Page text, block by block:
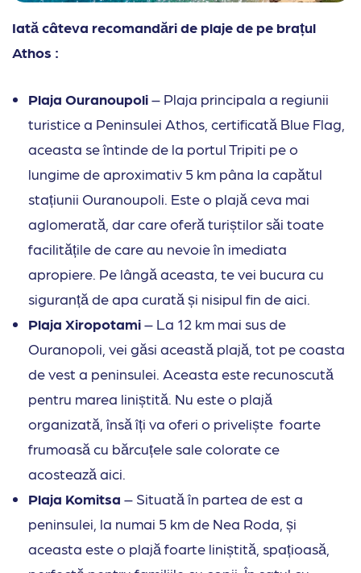
Iată câteva recomandări de plaje de pe brațul
Athos :
Plaja Ouranoupoli– Plaja principala a regiunii
turistice a Peninsulei Athos, certificată Blue Flag,
aceasta se întinde de la portul Tripiti pe o
lungime de aproximativ 5 km pâna la capătul
stațiunii Ouranoupoli. Este o plajă ceva mai
aglomerată, dar care oferă turiștilor săi toate
facilitățile de care au nevoie în imediata
apropiere. Pe lângă aceasta, te vei bucura cu
siguranță de apa curată și nisipul fin de aici.
Plaja Xiropotami– La 12 km mai sus de
Ouranopoli, vei găsi această plajă, tot pe coasta
de vest a peninsulei. Aceasta este recunoscută
pentru marea liniștită. Nu este o plajă
organizată, însă îți va oferi o priveliște foarte
frumoasă cu bărcuțele sale colorate ce
acostează aici.
Plaja Komitsa – Situată în partea de est a
peninsulei, la numai 5 km de Nea Roda, și
aceasta este o plajă foarte liniștită, spațioasă,